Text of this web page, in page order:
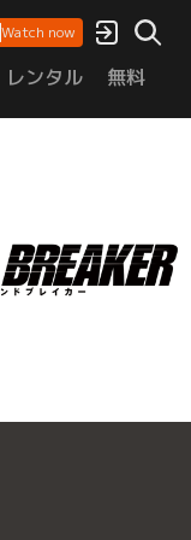
Watch now
レンタル 無料